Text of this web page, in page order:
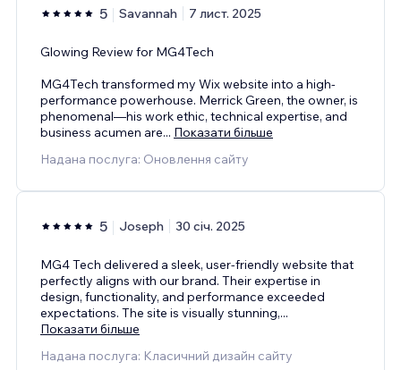
5 Savannah 7 лист. 2025
Glowing Review for MG4Tech
MG4Tech transformed my Wix website into a high-
performance powerhouse. Merrick Green, the owner, is
phenomenal—his work ethic, technical expertise, and
business acumen are... Показати більше
Надана послуга: Оновлення сайту
5 Joseph 30 січ. 2025
MG4 Tech delivered a sleek, user-friendly website that
perfectly aligns with our brand. Their expertise in
design, functionality, and performance exceeded
expectations. The site is visually stunning,...
Показати більше
Надана послуга: Класичний дизайн сайту